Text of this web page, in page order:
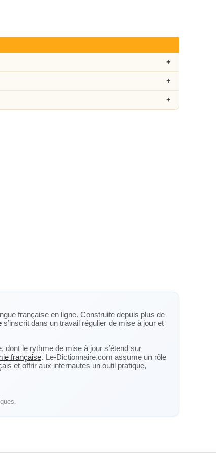
française en ligne. Construite depuis plus de
s’inscrit dans un travail régulier de mise à jour et
dont le rythme de mise à jour s’étend sur
française. Le-Dictionnaire.com assume un rôle
et offrir aux internautes un outil pratique,